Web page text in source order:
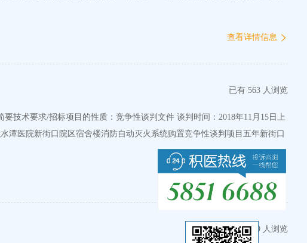
查看详情信息
已有 563 人浏览
潭医院新街口院区宿舍楼消防自动灭火系统购置竞争性谈判项目五年新街口
查看详情信息
已有 579 人浏览